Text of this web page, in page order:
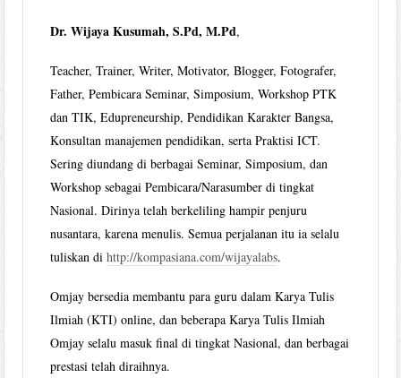
Dr. Wijaya Kusumah, S.Pd, M.Pd,
Teacher, Trainer, Writer, Motivator, Blogger, Fotografer,
Father, Pembicara Seminar, Simposium, Workshop PTK
dan TIK, Edupreneurship, Pendidikan Karakter Bangsa,
Konsultan manajemen pendidikan, serta Praktisi ICT.
Sering diundang di berbagai Seminar, Simposium, dan
Workshop sebagai Pembicara/Narasumber di tingkat
Nasional. Dirinya telah berkeliling hampir penjuru
nusantara, karena menulis. Semua perjalanan itu ia selalu
tuliskan dihttp://kompasiana.com/wijayalabs.
Omjay bersedia membantu para guru dalam Karya Tulis
Ilmiah (KTI) online, dan beberapa Karya Tulis Ilmiah
Omjay selalu masuk final di tingkat Nasional, dan berbagai
prestasi telah diraihnya.